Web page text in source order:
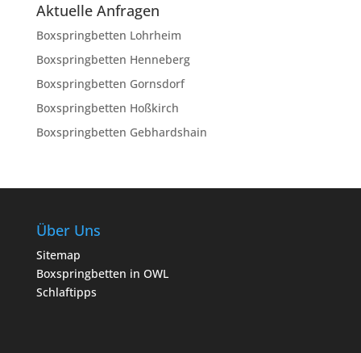
Aktuelle Anfragen
Boxspringbetten Lohrheim
Boxspringbetten Henneberg
Boxspringbetten Gornsdorf
Boxspringbetten Hoßkirch
Boxspringbetten Gebhardshain
Über Uns
Sitemap
Boxspringbetten in OWL
Schlaftipps